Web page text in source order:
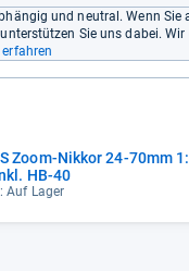
und neutral. Wenn Sie
Sie uns dabei.
erfahren
Zoom-Nikkor 24-70mm
HB-40
Auf Lager